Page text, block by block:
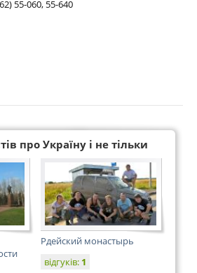
55-060, 55-640
про Україну і не тільки
Рдейский монастырь
відгуків: 1